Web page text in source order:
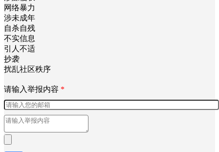
网络暴力
涉未成年
自杀自残
不实信息
引人不适
抄袭
扰乱社区秩序
请输入举报内容 *